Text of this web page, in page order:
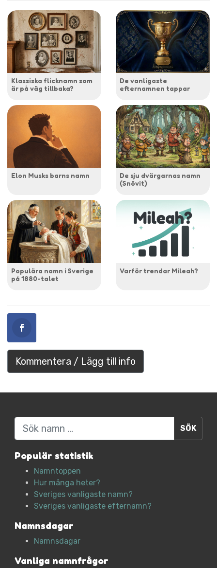
Klassiska flicknamn som
är på väg tillbaka?
De vanligaste
efternamnen tappar
Elon Musks barns namn
De sju dvärgarnas namn
(Snövit)
Populära namn i Sverige
på 1880-talet
Varför trendar Mileah?
Kommentera / Lägg till info
Sök
Populär statistik
Namntoppen
Hur många heter?
Sveriges vanligaste namn?
Sveriges vanligaste efternamn?
Namnsdagar
Namnsdagar
Vanliga namnfrågor